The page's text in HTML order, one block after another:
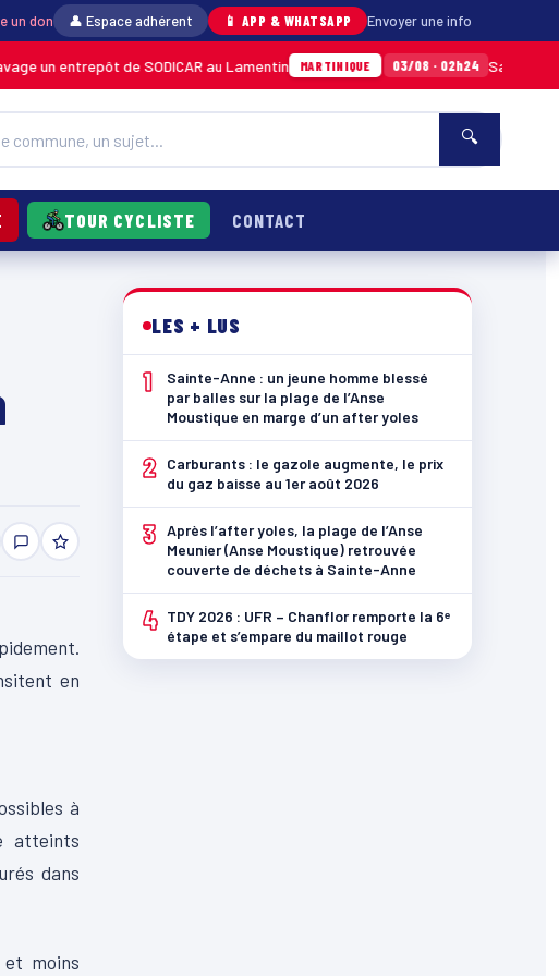
un don 👤 Espace adhérent 📱 APP & WHATSAPP Envoyer une info
de SODICAR au Lamentin MARTINIQUE 03/08 · 02h24 Sainte-Anne : un
🔍
TOUR CYCLISTE CONTACT
en
à
atteints
dans
moins
LES + LUS
1
Sainte-Anne : un jeune homme blessé
par balles sur la plage de l’Anse
Moustique en marge d’un after yoles
2
Carburants : le gazole augmente, le prix
du gaz baisse au 1er août 2026
3 Après l’after yoles, la plage de l’Anse
Meunier (Anse Moustique) retrouvée
couverte de déchets à Sainte-Anne
4 TDY 2026 : UFR – Chanflor remporte la 6ᵉ
étape et s’empare du maillot rouge